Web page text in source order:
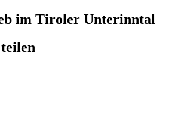
im Tiroler Unterinntal